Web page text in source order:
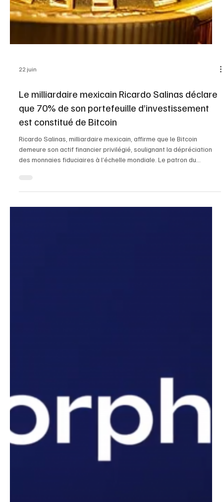
que 70% de son portefeuille d’investissement
est constitué de Bitcoin
Ricardo Salinas, milliardaire mexicain, affirme que le Bitcoin
demeure son actif financier privilégié, soulignant la dépréciation
des monnaies fiduciaires à l’échelle mondiale. Le patron du
conglomérat Grupo Salinas, dont la fortune est estimée à environ
(BTC). Dans un entretien accordé à CoinDesk, Ricardo Salinas